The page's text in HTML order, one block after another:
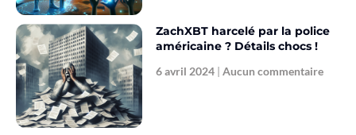
ZachXBT harcelé par la police
américaine ? Détails chocs !
6 avril 2024 Aucun commentaire